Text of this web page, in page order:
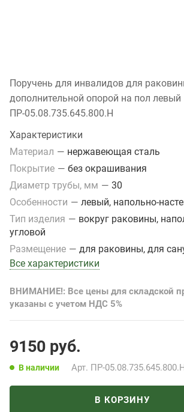
Поручень для инвалидов для
дополнительной опорой на пол левый
ПР-05.08.735.645.800.Н
Характеристики
Материал — нержавеющая сталь
Покрытие — без окрашивания
Диаметр трубы, мм — 30
Особенности — левый, напольно-
Тип изделия — вокруг раковины,
угловой
Размещение — для раковины, для
Все характеристики
ВНИМАНИЕ!: Все цены для складской
указаны с учетом НДС 5%
9150 руб.
В наличии Арт. ПР-
В КОРЗИНУ